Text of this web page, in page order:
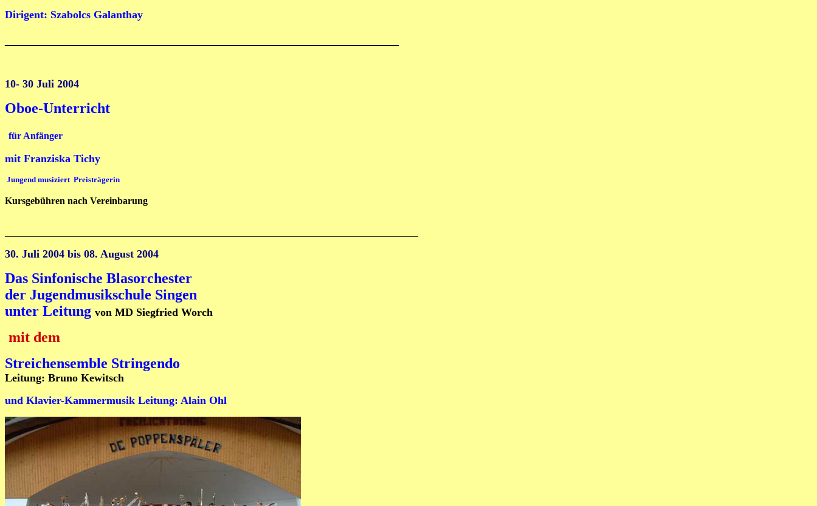
Dirigent: Szabolcs Galanthay
10- 30 Juli 2004
Oboe-Unterricht
für Anfänger
mit Franziska Tichy
Jungend musiziert Preisträgerin
Kursgebühren nach Vereinbarung
30. Juli 2004 bis 08. August 2004
Das Sinfonische Blasorchester
der Jugendmusikschule Singen
unter Leitung von MD Siegfried Worch
mit dem
Streichensemble Stringendo
Leitung: Bruno Kewitsch
und Klavier-Kammermusik Leitung: Alain Ohl